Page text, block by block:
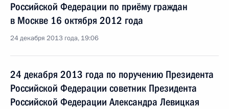
Российской Федерации по приёму граждан
в Москве 16 октября 2012 года
24 декабря 2013 года, 19:06
24 декабря 2013 года по поручению Президента
Российской Федерации советник Президента
Российской Федерации Александра Левицкая